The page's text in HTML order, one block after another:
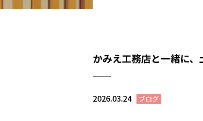
かみえ工務店と一緒に
2026.03.24 ブログ